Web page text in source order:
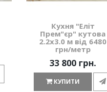
Кухня "Еліт
Прем"єр" кутова
2.2х3.0 м від 6480
грн/метр
33 800 грн.
КУПИТИ